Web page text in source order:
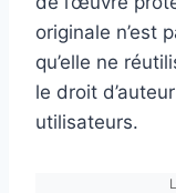
originale n’est
qu’elle ne
le droit
utilisateurs.